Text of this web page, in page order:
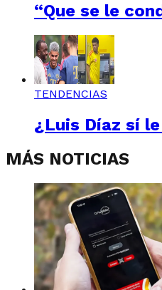
“Que se le
TENDENCIAS
¿Luis Díaz sí
MÁS NOTICIAS